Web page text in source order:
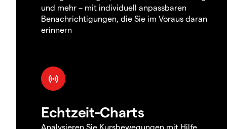
und mehr – mit individuell anpassbaren
Benachrichtigungen, die Sie im Voraus daran
erinnern
Echtzeit-Charts
Analysieren Sie Kursbewegungen mit Hilfe